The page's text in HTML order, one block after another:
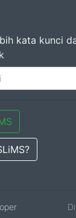
kata kunci